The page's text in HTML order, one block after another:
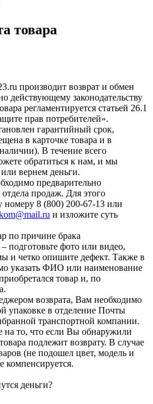
товара
производит возврат и обмен
действующему законодательству
регламентируется статьей 26.1
прав потребителей».
гарантийный срок,
в карточке товара и в
В течение всего
обратиться к нам, и мы
вернем деньги.
предварительно
продаж. Для этого
номеру 8 (800) 200-67-13 или
и изложите суть
по причине брака
подготовьте фото или видео,
и четко опишите дефект. Также в
указать ФИО или наименование
товар и, по
возврата, Вам необходимо
упаковке в отделение Почты
транспортной компании.
то, что если Вы обнаружили
подлежит возврату. В случае
(не подошел цвет, модель и
компенсируется.
деньги?